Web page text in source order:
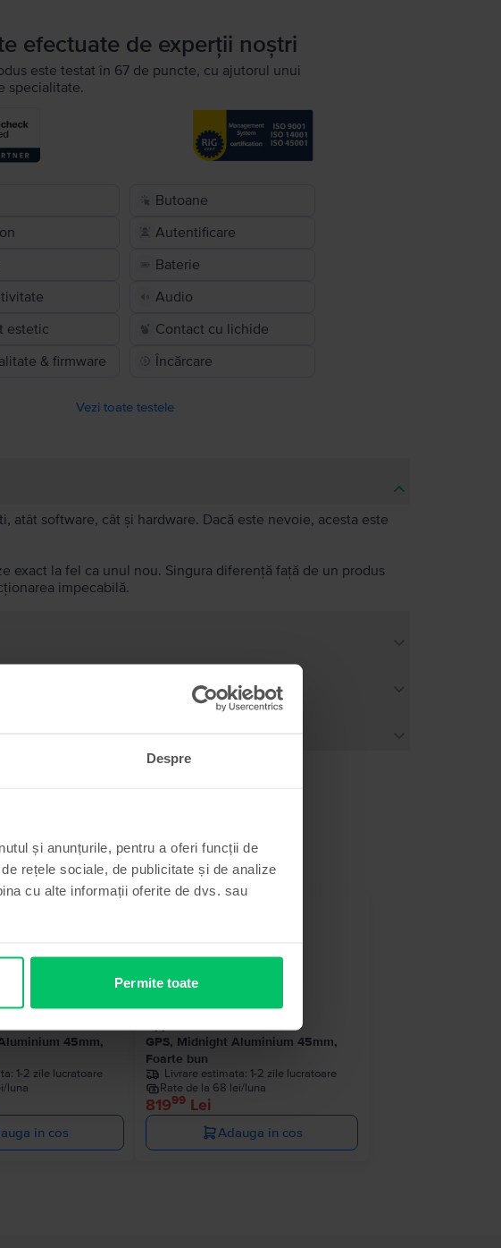
Despre
și anunțurile, pentru a oferi funcții de
rețele sociale, de publicitate și de analize
cu alte informații oferite de dvs. sau
Permite toate
efectuate de experții noștri
este testat în 67 de puncte, cu ajutorul unui
specialitate.
Butoane
Autentificare
Baterie
Audio
estetic
Contact cu lichide
& firmware
Încărcare
Vezi toate testele
software, cât și hardware. Dacă este nevoie, acesta este
exact la fel ca unul nou. Singura diferență față de un produs
impecabilă.
tale
45mm,
1-2 zile lucratoare
luna
in cos
Apple Watch Series 8 2022
GPS, Midnight Aluminium 45mm,
Foarte bun
Livrare estimata: 1-2 zile lucratoare
Rate de la 68 lei/luna
81999 Lei
Adauga in cos